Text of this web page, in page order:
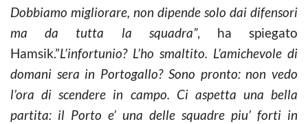
Dobbiamo migliorare, non dipende solo dai difensori
ma da tutta la squadra”, ha spiegato
Hamsik.”L’infortunio? L’ho smaltito. L’amichevole di
domani sera in Portogallo? Sono pronto: non vedo
l’ora di scendere in campo. Ci aspetta una bella
partita: il Porto e’ una delle squadre piu’ forti in